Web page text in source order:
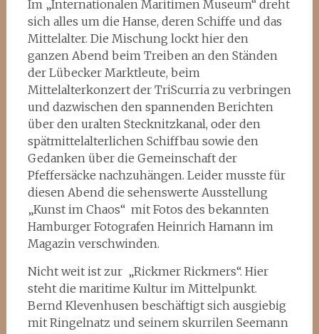
Im „Internationalen Maritimen Museum“ dreht
sich alles um die Hanse, deren Schiffe und das
Mittelalter. Die Mischung lockt hier den
ganzen Abend beim Treiben an den Ständen
der Lübecker Marktleute, beim
Mittelalterkonzert der TriScurria zu verbringen
und dazwischen den spannenden Berichten
über den uralten Stecknitzkanal, oder den
spätmittelalterlichen Schiffbau sowie den
Gedanken über die Gemeinschaft der
Pfeffersäcke nachzuhängen. Leider musste für
diesen Abend die sehenswerte Ausstellung
„Kunst im Chaos“ mit Fotos des bekannten
Hamburger Fotografen Heinrich Hamann im
Magazin verschwinden.
Nicht weit ist zur „Rickmer Rickmers“. Hier
steht die maritime Kultur im Mittelpunkt.
Bernd Klevenhusen beschäftigt sich ausgiebig
mit Ringelnatz und seinem skurrilen Seemann